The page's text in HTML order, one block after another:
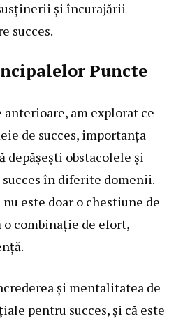
și încurajării
succes.
Puncte
am explorat ce
de succes, importanța
depășești obstacolele și
în diferite domenii.
este doar o chestiune de
o combinație de efort,
și mentalitatea de
pentru succes, și că este